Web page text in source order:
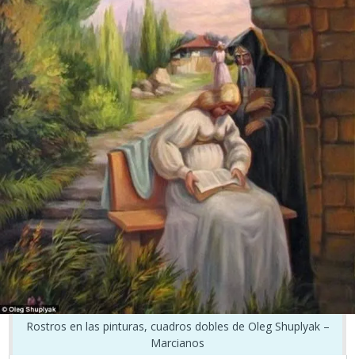
Rostros en las pinturas, cuadros dobles de Oleg Shuplyak –
Marcianos